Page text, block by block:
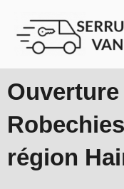
contenu
région